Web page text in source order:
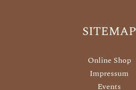
SITEMAP
Online Shop
Impressum
Events